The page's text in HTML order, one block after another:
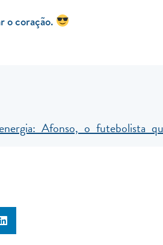
o coração.
Afonso, o futebolista